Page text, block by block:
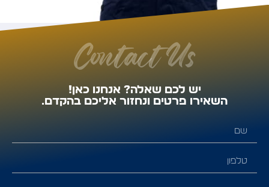
Contact Us
יש לכם שאלה? אנחנו כאן!
השאירו פרטים ונחזור אליכם בהקדם.